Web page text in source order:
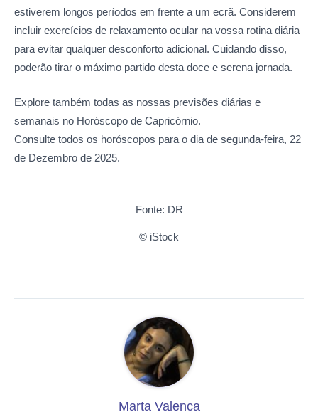
estiverem longos períodos em frente a um ecrã. Considerem
incluir exercícios de relaxamento ocular na vossa rotina diária
para evitar qualquer desconforto adicional. Cuidando disso,
poderão tirar o máximo partido desta doce e serena jornada.
Explore também todas as nossas previsões diárias e
semanais no Horóscopo de Capricórnio.
Consulte todos os horóscopos para o dia de segunda-feira, 22
de Dezembro de 2025.
Fonte: DR
© iStock
Marta Valenca